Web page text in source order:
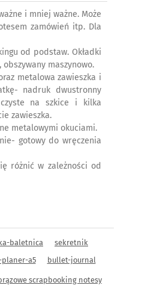
i mniej ważne. Może
zamówień itp. Dla
od podstaw. Okładki
maszynowo.
metalowa zawieszka i
nadruk dwustronny
na szkice i kilka
zawieszka.
metalowymi okuciami.
gotowy do wręczenia
różnić w zależności od
baletnica
sekretnik
planer-a5 bullet-journal
scrapbooking notesy